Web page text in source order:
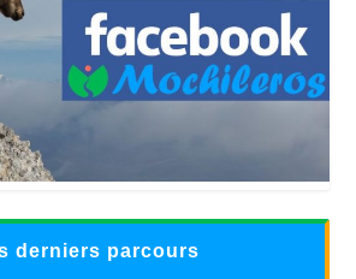
derniers parcours